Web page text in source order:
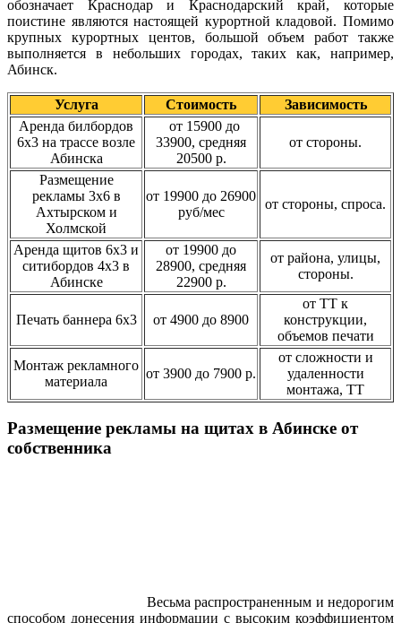
обозначает Краснодар и Краснодарский край, которые
поистине являются настоящей курортной кладовой. Помимо
крупных курортных центов, большой объем работ также
выполняется в небольших городах, таких как, например,
Абинск.
Услуга Стоимость
Зависимость
Аренда билбордов
6х3 на трассе возле
Абинска
от 15900 до
33900, средняя
20500 р.
от стороны.
Размещение
рекламы 3х6 в
Ахтырском и
Холмской
от 19900 до 26900
руб/мес
от стороны, спроса.
Аренда щитов 6х3 и
ситибордов 4х3 в
Абинске
от 19900 до
28900, средняя
22900 р.
от района, улицы,
стороны.
Печать баннера 6х3 от 4900 до 8900
от ТТ к
конструкции,
объемов печати
Монтаж рекламного
материала
от 3900 до 7900 р.
от сложности и
удаленности
монтажа, ТТ
Размещение рекламы на щитах в Абинске от
собственника
Весьма распространенным и недорогим
способом донесения информации с высоким коэффициентом